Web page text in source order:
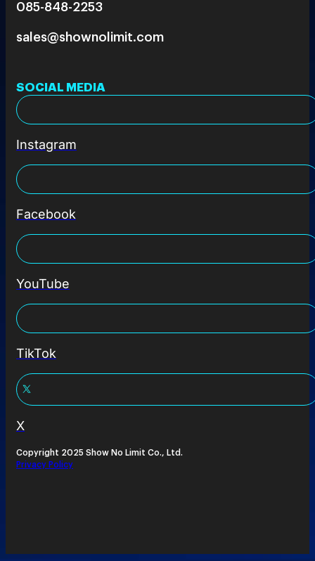
085-848-2253
sales@shownolimit.com
SOCIAL MEDIA
Instagram
Facebook
YouTube
TikTok
X
Copyright 2025 Show No Limit Co., Ltd.
Privacy Policy